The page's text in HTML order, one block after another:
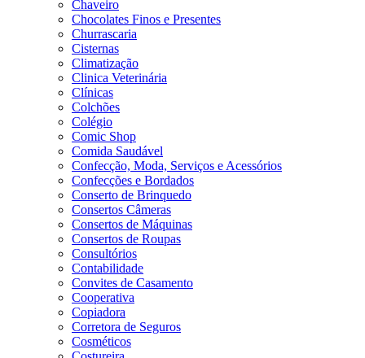
Chaveiro
Chocolates Finos e Presentes
Churrascaria
Cisternas
Climatização
Clinica Veterinária
Clínicas
Colchões
Colégio
Comic Shop
Comida Saudável
Confecção, Moda, Serviços e Acessórios
Confecções e Bordados
Conserto de Brinquedo
Consertos Câmeras
Consertos de Máquinas
Consertos de Roupas
Consultórios
Contabilidade
Convites de Casamento
Cooperativa
Copiadora
Corretora de Seguros
Cosméticos